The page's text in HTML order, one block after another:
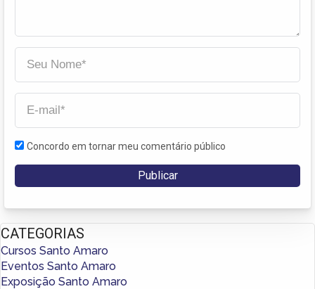
Concordo em tornar meu comentário público
CATEGORIAS
Cursos Santo Amaro
Eventos Santo Amaro
Exposição Santo Amaro